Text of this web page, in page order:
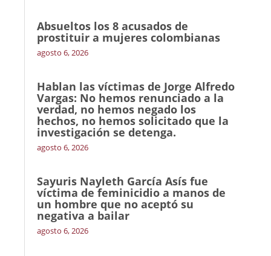
Absueltos los 8 acusados de
prostituir a mujeres colombianas
agosto 6, 2026
Hablan las víctimas de Jorge Alfredo
Vargas: No hemos renunciado a la
verdad, no hemos negado los
hechos, no hemos solicitado que la
investigación se detenga.
agosto 6, 2026
Sayuris Nayleth García Asís fue
víctima de feminicidio a manos de
un hombre que no aceptó su
negativa a bailar
agosto 6, 2026